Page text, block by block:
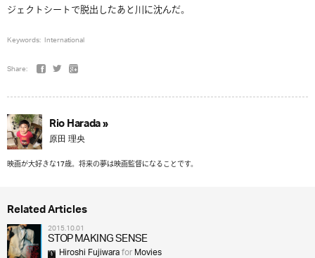
ジェクトシートで脱出したあと川に沈んだ。
Keywords: International
Share:
Rio Harada »
原田 理央
映画が大好きな17歳。将来の夢は映画監督になることです。
Related Articles
2015.10.01
STOP MAKING SENSE
Hiroshi FujiwaraforMovies